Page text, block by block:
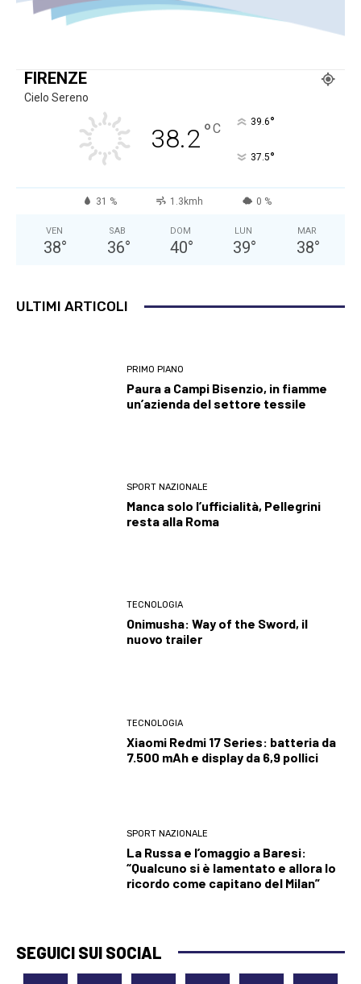
FIRENZE
Cielo Sereno
38.2°C 39.6°
37.5°
31 % 1.3kmh 0 %
VEN
38°
SAB
36°
DOM
40°
LUN
39°
MAR
38°
ULTIMI ARTICOLI
PRIMO PIANO
Paura a Campi Bisenzio, in fiamme
un’azienda del settore tessile
SPORT NAZIONALE
Manca solo l’ufficialità, Pellegrini
resta alla Roma
TECNOLOGIA
Onimusha: Way of the Sword, il
nuovo trailer
TECNOLOGIA
Xiaomi Redmi 17 Series: batteria da
7.500 mAh e display da 6,9 pollici
SPORT NAZIONALE
La Russa e l’omaggio a Baresi:
“Qualcuno si è lamentato e allora lo
ricordo come capitano del Milan”
SEGUICI SUI SOCIAL